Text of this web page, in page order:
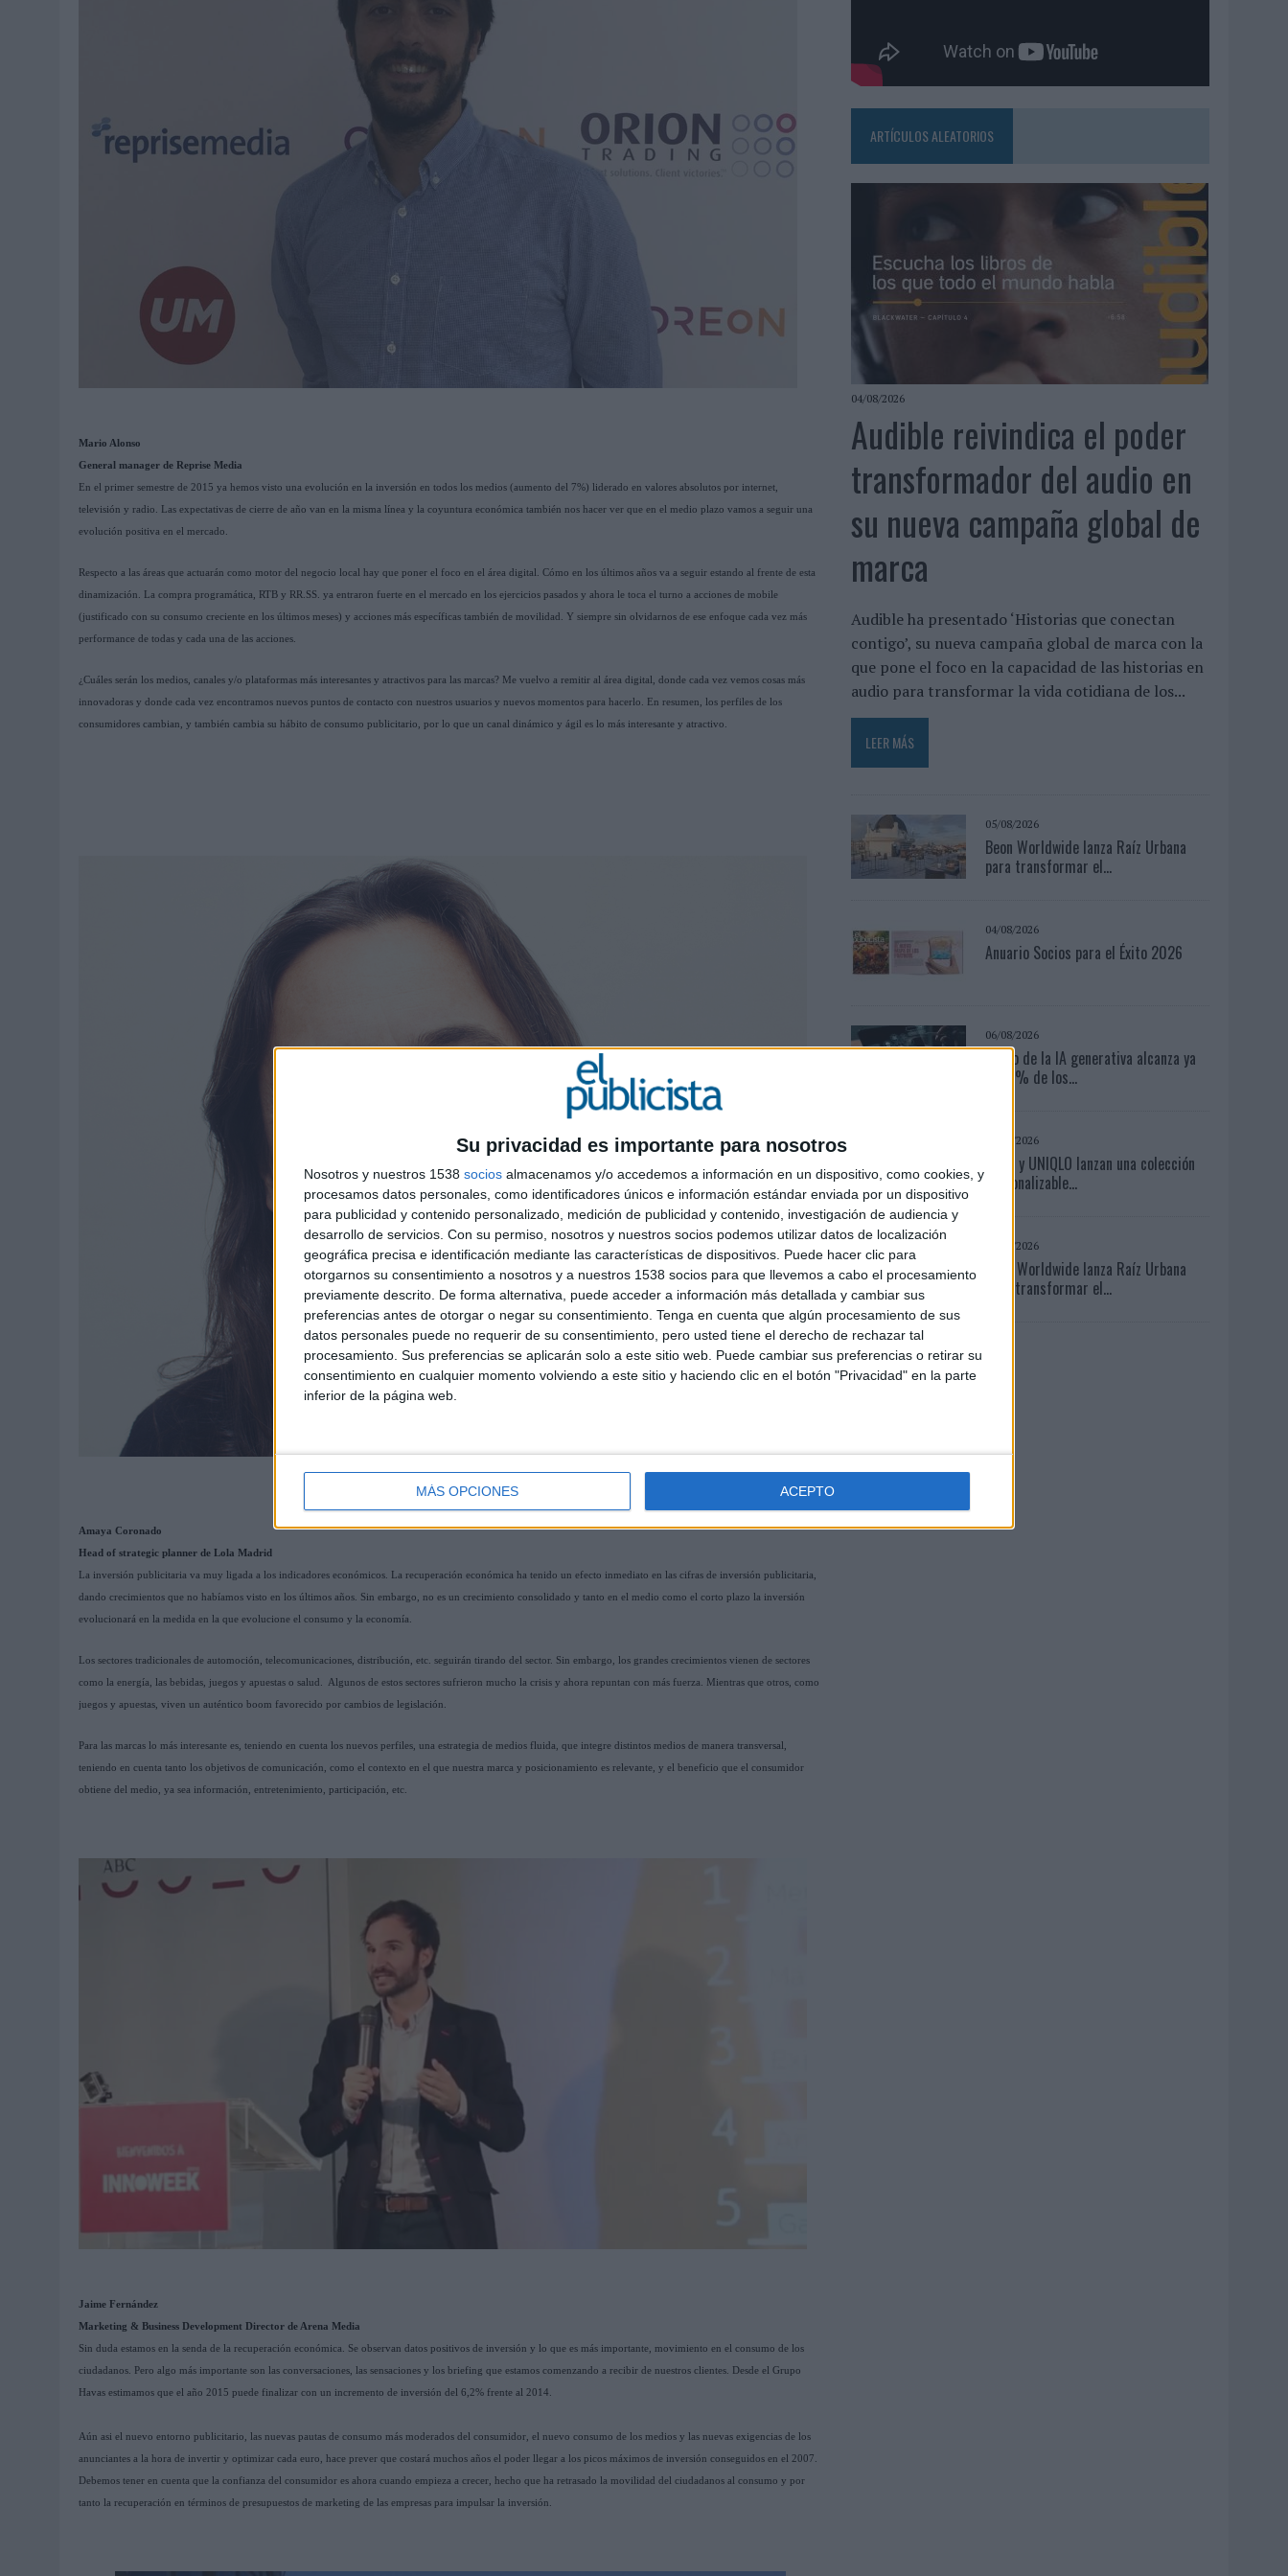
Su privacidad es importante para nosotros
Nosotros y nuestros 1538 socios almacenamos y/o accedemos a información en un dispositivo, como cookies, y
procesamos datos personales, como identificadores únicos e información estándar enviada por un dispositivo
para publicidad y contenido personalizado, medición de publicidad y contenido, investigación de audiencia y
desarrollo de servicios. Con su permiso, nosotros y nuestros socios podemos utilizar datos de localización
geográfica precisa e identificación mediante las características de dispositivos. Puede hacer clic para
otorgarnos su consentimiento a nosotros y a nuestros 1538 socios para que llevemos a cabo el procesamiento
previamente descrito. De forma alternativa, puede acceder a información más detallada y cambiar sus
preferencias antes de otorgar o negar su consentimiento. Tenga en cuenta que algún procesamiento de sus
datos personales puede no requerir de su consentimiento, pero usted tiene el derecho de rechazar tal
procesamiento. Sus preferencias se aplicarán solo a este sitio web. Puede cambiar sus preferencias o retirar su
consentimiento en cualquier momento volviendo a este sitio y haciendo clic en el botón "Privacidad" en la parte
inferior de la página web.
MÁS OPCIONES ACEPTO
EL REAL BETIS INVITA A LOS AFICIONADOS A DISEÑAR SU PRÓXIMA CAMISETA FOREVER GREEN
SIETE DE CADA DIEZ EMPRESAS ESPAÑOLAS NO INTEGRAN LA INFANCIA EN SU ESTRATEGIA
Mario Alonso
General manager de Reprise Media
En el primer semestre de 2015 ya hemos visto una evolución en la inversión en todos los medios (aumento del 7%) liderado en valores absolutos por internet,
televisión y radio. Las expectativas de cierre de año van en la misma línea y la coyuntura económica también nos hacer ver que en el medio plazo vamos a seguir una
evolución positiva en el mercado.
Respecto a las áreas que actuarán como motor del negocio local hay que poner el foco en el área digital. Cómo en los últimos años va a seguir estando al frente de esta
dinamización. La compra programática, RTB y RR.SS. ya entraron fuerte en el mercado en los ejercicios pasados y ahora le toca el turno a acciones de mobile
(justificado con su consumo creciente en los últimos meses) y acciones más específicas también de movilidad. Y siempre sin olvidarnos de ese enfoque cada vez más
performance de todas y cada una de las acciones.
¿Cuáles serán los medios, canales y/o plataformas más interesantes y atractivos para las marcas? Me vuelvo a remitir al área digital, donde cada vez vemos cosas más
innovadoras y donde cada vez encontramos nuevos puntos de contacto con nuestros usuarios y nuevos momentos para hacerlo. En resumen, los perfiles de los
consumidores cambian, y también cambia su hábito de consumo publicitario, por lo que un canal dinámico y ágil es lo más interesante y atractivo.
Amaya Coronado
Head of strategic planner de Lola Madrid
La inversión publicitaria va muy ligada a los indicadores económicos. La recuperación económica ha tenido un efecto inmediato en las cifras de inversión publicitaria,
dando crecimientos que no habíamos visto en los últimos años. Sin embargo, no es un crecimiento consolidado y tanto en el medio como el corto plazo la inversión
evolucionará en la medida en la que evolucione el consumo y la economía.
Los sectores tradicionales de automoción, telecomunicaciones, distribución, etc. seguirán tirando del sector. Sin embargo, los grandes crecimientos vienen de sectores
como la energía, las bebidas, juegos y apuestas o salud. Algunos de estos sectores sufrieron mucho la crisis y ahora repuntan con más fuerza. Mientras que otros, como
juegos y apuestas, viven un auténtico boom favorecido por cambios de legislación.
Para las marcas lo más interesante es, teniendo en cuenta los nuevos perfiles, una estrategia de medios fluida, que integre distintos medios de manera transversal,
teniendo en cuenta tanto los objetivos de comunicación, como el contexto en el que nuestra marca y posicionamiento es relevante, y el beneficio que el consumidor
obtiene del medio, ya sea información, entretenimiento, participación, etc.
Jaime Fernández
Marketing & Business Development Director de Arena Media
Sin duda estamos en la senda de la recuperación económica. Se observan datos positivos de inversión y lo que es más importante, movimiento en el consumo de los
ciudadanos. Pero algo más importante son las conversaciones, las sensaciones y los briefing que estamos comenzando a recibir de nuestros clientes. Desde el Grupo
Havas estimamos que el año 2015 puede finalizar con un incremento de inversión del 6,2% frente al 2014.
Aún asi el nuevo entorno publicitario, las nuevas pautas de consumo más moderados del consumidor, el nuevo consumo de los medios y las nuevas exigencias de los
anunciantes a la hora de invertir y optimizar cada euro, hace prever que costará muchos años el poder llegar a los picos máximos de inversión conseguidos en el 2007.
Debemos tener en cuenta que la confianza del consumidor es ahora cuando empieza a crecer, hecho que ha retrasado la movilidad del ciudadanos al consumo y por
tanto la recuperación en términos de presupuestos de marketing de las empresas para impulsar la inversión.
ARTÍCULOS ALEATORIOS
04/08/2026
Audible reivindica el poder
transformador del audio en
su nueva campaña global de
marca
Audible ha presentado ‘Historias que conectan
contigo’, su nueva campaña global de marca con la
que pone el foco en la capacidad de las historias en
audio para transformar la vida cotidiana de los...
LEER MÁS
05/08/2026
Beon Worldwide lanza Raíz Urbana
para transformar el...
04/08/2026
Anuario Socios para el Éxito 2026
06/08/2026
El uso de la IA generativa alcanza ya
al 62% de los...
06/08/2026
Frigo y UNIQLO lanzan una colección
personalizable...
05/08/2026
Beon Worldwide lanza Raíz Urbana
para transformar el...